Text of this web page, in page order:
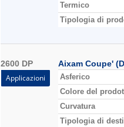
Termico
Tipologia di
2600 DP
Applicazioni
Aixam Coupe'
Asferico
Colore del
Curvatura
Tipologia di